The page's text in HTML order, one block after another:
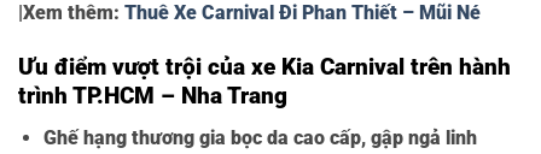
|Xem thêm: Thuê Xe Carnival Đi Phan Thiết – Mũi Né
Ưu điểm vượt trội của xe Kia Carnival trên hành
trình TP.HCM – Nha Trang
Ghế hạng thương gia bọc da cao cấp, gập ngả linh